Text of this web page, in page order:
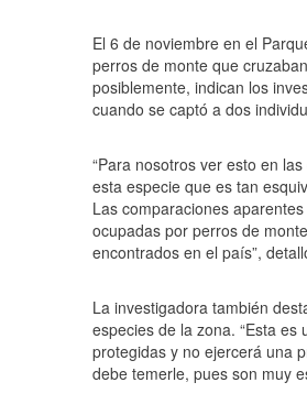
El 6 de noviembre en el
perros de monte que
posiblemente, indican los
cuando se captó a dos
“Para nosotros ver esto en
esta especie que es tan
Las comparaciones
ocupadas por perros de
encontrados en el país”,
La investigadora también
especies de la zona. “Esta
protegidas y no ejercerá una
debe temerle, pues son muy